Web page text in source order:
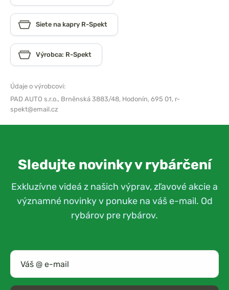
Siete na kapry R-Spekt
Výrobca: R-Spekt
Údaje o výrobcovi:
PAD AUTO s.r.o., Brněnská 3883/48, Hodonín, 695 01, r-
spekt@email.cz
Sledujte novinky v rybárčení
Exkluzívne videá z našich výprav, zľavové akcie a
významné novinky v ponuke na váš e-mail. Od
rybárov pre rybárov.